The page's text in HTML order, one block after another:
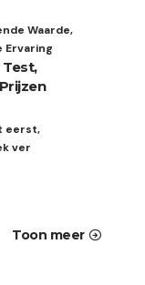
Waarde,
Ervaring
Test,
eerst,
ver
Toon meer